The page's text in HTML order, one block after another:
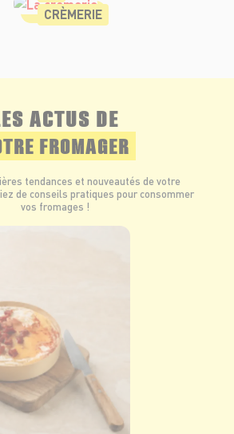
CRÈMERIE
ACTUS DE
FROMAGER
tendances et nouveautés de votre
de conseils pratiques pour consommer
vos fromages !